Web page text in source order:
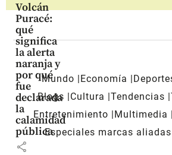
Volcán
Puracé:
qué
significa
la alerta
naranja y
por qué
fue
declarada
la
calamidad
pública
share
Mundo Economía
Blogs
Cultura Tendencias
Entretenimiento
Multimedia
Especiales marcas aliadas